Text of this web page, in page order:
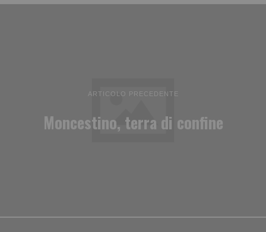
ARTICOLO PRECEDENTE
Moncestino, terra di confine